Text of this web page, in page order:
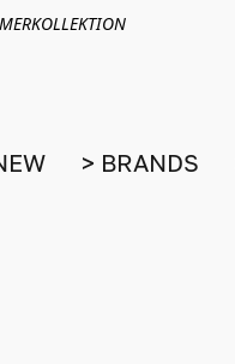
> BRANDS